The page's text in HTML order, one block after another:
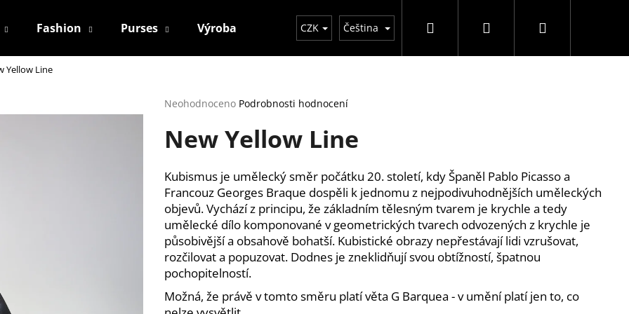
Fashion Purses Výroba Kontakty
CZK Čeština Hledat PřihlášeníNákupní
Yellow Line
Průměrné
produktu
je
z
5
hvězdiček.
Neohodnoceno Podrobnosti hodnocení
New Yellow Line
Kubismus je umělecký směr počátku 20. století, kdy Španěl Pablo Picasso a
Francouz Georges Braque dospěli k jednomu z nejpodivuhodnějších uměleckých
objevů. Vychází z principu, že základním tělesným tvarem je krychle a tedy
umělecké dílo komponované v geometrických tvarech odvozených z krychle je
působivější a obsahově bohatší. Kubistické obrazy nepřestávají lidi vzrušovat,
rozčilovat a popuzovat. Dodnes je zneklidňují svou obtížností, špatnou
pochopitelností.
Možná, že právě v tomto směru platí věta G Barquea - v umění platí jen to, co
Co potřebujete najít?
HLEDAT